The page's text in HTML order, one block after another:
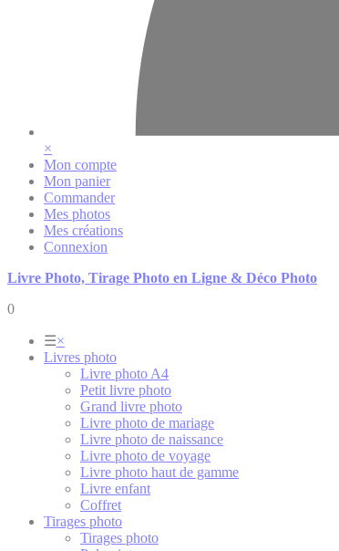
×
Mon compte
Mon panier
Commander
Mes photos
Mes créations
Connexion
Livre Photo, Tirage Photo en Ligne & Déco Photo
0
☰×
Livres photo
Livre photo A4
Petit livre photo
Grand livre photo
Livre photo de mariage
Livre photo de naissance
Livre photo de voyage
Livre photo haut de gamme
Livre enfant
Coffret
Tirages photo
Tirages photo